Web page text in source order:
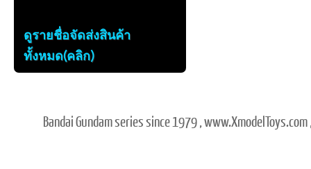
ดูรายชื่อจัดส่งสินค้า
ทั้งหมด(คลิก)
Bandai Gundam series since 1979 ,